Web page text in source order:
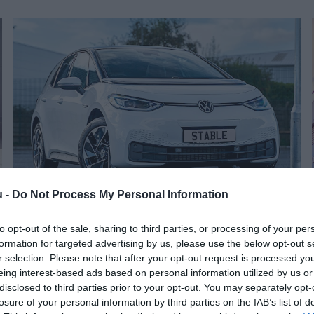
- Do Not Process My Personal Information
opt-out of the sale, sharing to third parties, or processing of your
for targeted advertising by us, please use the below opt-out
selection. Please note that after your opt-out request is processed
interest-based ads based on personal information utilized by us
to third parties prior to your opt-out. You may separately
of your personal information by third parties on the IAB’s list of
Több lóerőt kaphatnak a VW tulajdonosok, ha
havonta előfizetnek
Újdonság a Volkswagentől: a német gyártó az ID-3-as
villanyautó egyes modelljeit 204-ről 231 lóerősre növeli, ha a